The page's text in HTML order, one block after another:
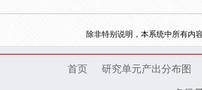
除非特别说明，本系统中所有内
首页
研究单元产出分布图